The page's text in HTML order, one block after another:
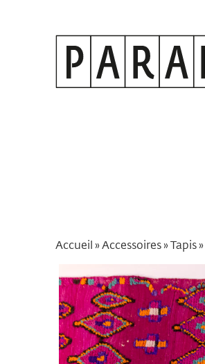
Accueil »Accessoires»Tapis»